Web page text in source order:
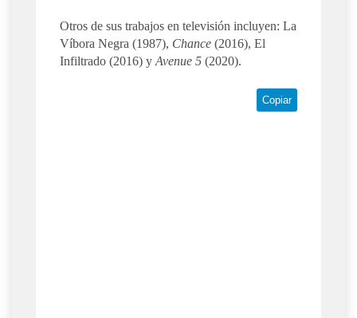
Otros de sus trabajos en televisión incluyen: La
Víbora Negra (1987), Chance (2016), El
Infiltrado (2016) y Avenue 5 (2020).
Copiar